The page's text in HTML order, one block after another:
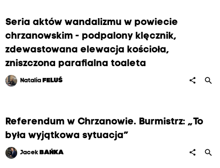
Seria aktów wandalizmu w powiecie
chrzanowskim - podpalony klęcznik,
zdewastowana elewacja kościoła,
zniszczona parafialna toaleta
Natalia FELUŚ share search
Referendum w Chrzanowie. Burmistrz: „To
była wyjątkowa sytuacja”
Jacek BAŃKA share search